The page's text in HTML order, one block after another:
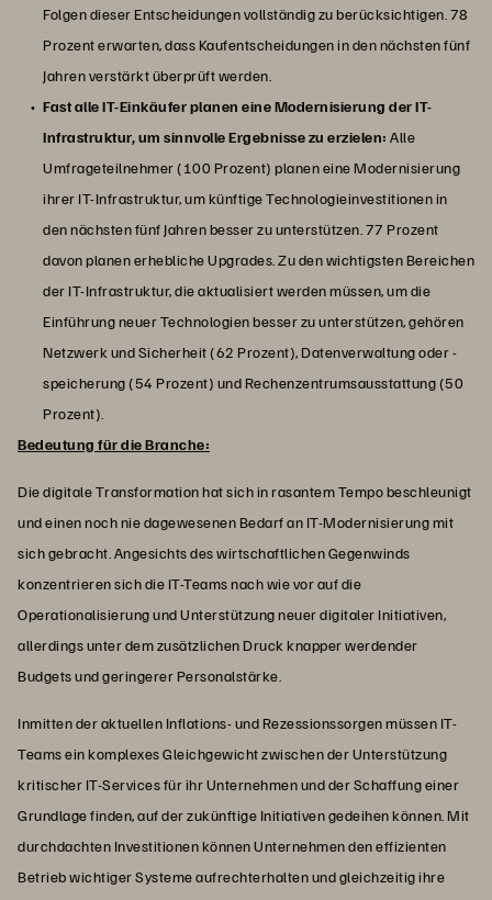
Folgen dieser Entscheidungen vollständig zu berücksichtigen. 78
Prozent erwarten, dass Kaufentscheidungen in den nächsten fünf
Jahren verstärkt überprüft werden.
Fast alle IT-Einkäufer planen eine Modernisierung der IT-
Infrastruktur, um sinnvolle Ergebnisse zu erzielen: Alle
Umfrageteilnehmer (100 Prozent) planen eine Modernisierung
ihrer IT-Infrastruktur, um künftige Technologieinvestitionen in
den nächsten fünf Jahren besser zu unterstützen. 77 Prozent
davon planen erhebliche Upgrades. Zu den wichtigsten Bereichen
der IT-Infrastruktur, die aktualisiert werden müssen, um die
Einführung neuer Technologien besser zu unterstützen, gehören
Netzwerk und Sicherheit (62 Prozent), Datenverwaltung oder -
speicherung (54 Prozent) und Rechenzentrumsausstattung (50
Prozent).
Bedeutung für die Branche:
Die digitale Transformation hat sich in rasantem Tempo beschleunigt
und einen noch nie dagewesenen Bedarf an IT-Modernisierung mit
sich gebracht. Angesichts des wirtschaftlichen Gegenwinds
konzentrieren sich die IT-Teams nach wie vor auf die
Operationalisierung und Unterstützung neuer digitaler Initiativen,
allerdings unter dem zusätzlichen Druck knapper werdender
Budgets und geringerer Personalstärke.
Inmitten der aktuellen Inflations- und Rezessionssorgen müssen IT-
Teams ein komplexes Gleichgewicht zwischen der Unterstützung
kritischer IT-Services für ihr Unternehmen und der Schaffung einer
Grundlage finden, auf der zukünftige Initiativen gedeihen können. Mit
durchdachten Investitionen können Unternehmen den effizienten
Betrieb wichtiger Systeme aufrechterhalten und gleichzeitig ihre